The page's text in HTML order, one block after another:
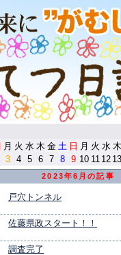
月 火 水 木 金 土 日 月 火 水 木
3 4 5 6 7 8 9 10 11 12 13
2023年6月の記事
戸穴トンネル
佐藤県政スタート！！
調査完了